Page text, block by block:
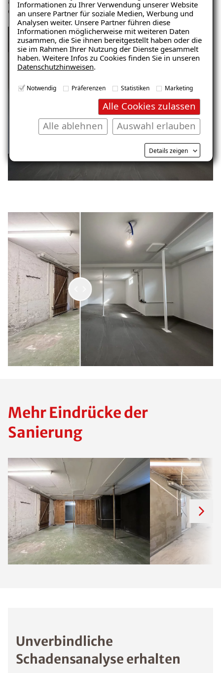
Informationen zu Ihrer Verwendung unserer Website
an unsere Partner für soziale Medien, Werbung und
Analysen weiter. Unsere Partner führen diese
Informationen möglicherweise mit weiteren Daten
zusammen, die Sie ihnen bereitgestellt haben oder die
sie im Rahmen Ihrer Nutzung der Dienste gesammelt
haben. Weitere Infos zu Cookies finden Sie in unseren
Datenschutzhinweisen.
Notwendig Präferenzen Statistiken Marketing
Alle Cookies zulassen
Auswahl erlauben
Alle ablehnen
Details zeigen
oder Feuchteschäden.
Mehr Eindrücke der
Sanierung
Unverbindliche
Schadensanalyse erhalten